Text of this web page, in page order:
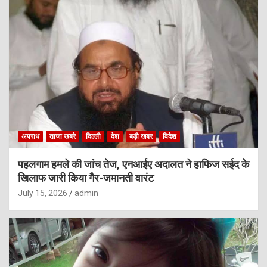
अपराध ताजा खबरे दिल्ली देश बड़ी खबर विदेश
पहलगाम हमले की जांच तेज, एनआईए अदालत ने हाफिज सईद के
खिलाफ जारी किया गैर-जमानती वारंट
July 15, 2026 admin